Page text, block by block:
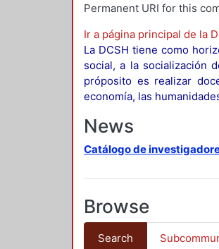
Permanent URI for this
Ir a página principal de la
La DCSH tiene como
social, a la socialización
próposito es realizar
economía, las
News
Catálogo de
Browse
Search